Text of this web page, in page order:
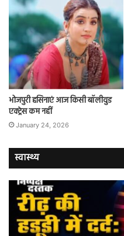
भोजपुरी हसिनाएं आज किसी बॉलीवुड
एक्ट्रेस कम नहीं
January 24, 2026
स्वास्थ्य